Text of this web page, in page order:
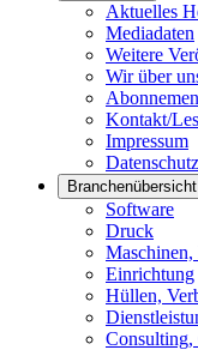
Aktuelles
Mediadaten
Weitere
Wir über
Kontakt/
Impressum
Datenschutz
Branchenübersicht
Software
Druck
Einrichtung
Hüllen,